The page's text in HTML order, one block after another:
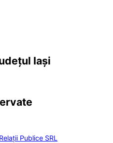
Iași
Publice SRL